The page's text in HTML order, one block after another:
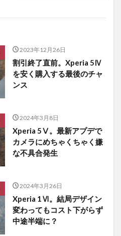
2023年12月26日
割引終了直前。Xperia 5Ⅳ
を安く購入する最後のチャ
ンス
2024年3月8日
Xperia 5Ⅴ。最新アプデで
カメラにめちゃくちゃく嫌
な不具合発生
2024年3月26日
Xperia 1Ⅵ。結局デザイン
変わってもコスト下がらず
中途半端に？